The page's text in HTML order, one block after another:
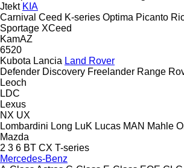
Jtekt KIA
Carnival Ceed K-series Optima Picanto
Sportage XCeed
KamAZ
6520
Kubota Lancia Land Rover
Defender Discovery Freelander Range
Leoch
LDC
Lexus
NX UX
Lombardini Long LuK Lucas MAN Mahle
Mazda
2 3 6 BT CX T-series
Mercedes-Benz